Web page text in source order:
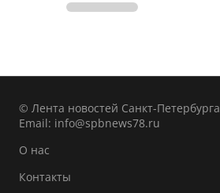
© Лента новостей Санкт-Петербурга
Email: info@spbnews78.ru
О нас
Контакты